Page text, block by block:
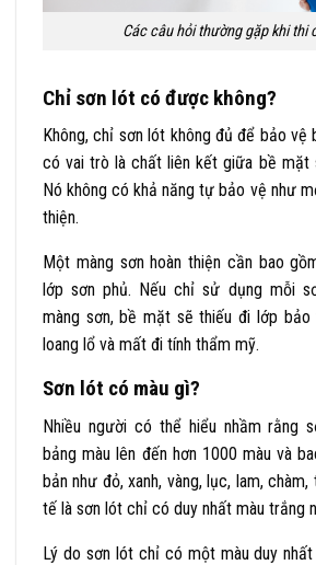
Các câu hỏi thường gặp khi thi
Chỉ sơn lót có được không?
Không, chỉ sơn lót không đủ để bảo vệ
có vai trò là chất liên kết giữa bề mặt
Nó không có khả năng tự bảo vệ như
thiện.
Một màng sơn hoàn thiện cần bao
lớp sơn phủ. Nếu chỉ sử dụng mỗi
màng sơn, bề mặt sẽ thiếu đi lớp
loang lổ và mất đi tính thẩm mỹ.
Sơn lót có màu gì?
Nhiều người có thể hiểu nhầm rằng
bảng màu lên đến hơn 1000 màu và
bản như đỏ, xanh, vàng, lục, lam,
tế là sơn lót chỉ có duy nhất màu trắng
Lý do sơn lót chỉ có một màu duy